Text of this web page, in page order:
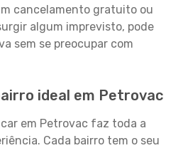
cancelamento gratuito ou
algum imprevisto, pode
sem se preocupar com
ideal em Petrovac
em Petrovac faz toda a
Cada bairro tem o seu